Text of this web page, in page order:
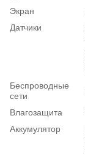
Экран
Датчики
Беспроводные
сети
Влагозащита
Аккумулятор